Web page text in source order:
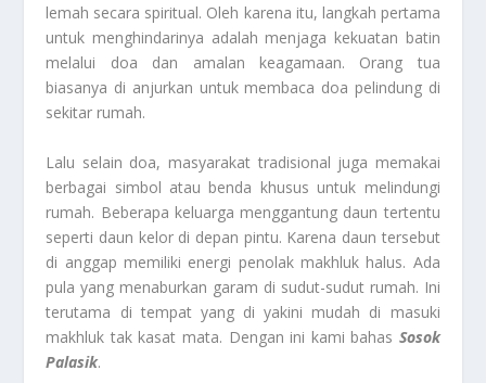
lemah secara spiritual. Oleh karena itu, langkah pertama
untuk menghindarinya adalah menjaga kekuatan batin
melalui doa dan amalan keagamaan. Orang tua
biasanya di anjurkan untuk membaca doa pelindung di
sekitar rumah.
Lalu selain doa, masyarakat tradisional juga memakai
berbagai simbol atau benda khusus untuk melindungi
rumah. Beberapa keluarga menggantung daun tertentu
seperti daun kelor di depan pintu. Karena daun tersebut
di anggap memiliki energi penolak makhluk halus. Ada
pula yang menaburkan garam di sudut-sudut rumah. Ini
terutama di tempat yang di yakini mudah di masuki
makhluk tak kasat mata. Dengan ini kami bahas Sosok
Palasik.